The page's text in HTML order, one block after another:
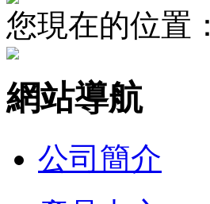
您現在的位置：
網站導航
公司簡介